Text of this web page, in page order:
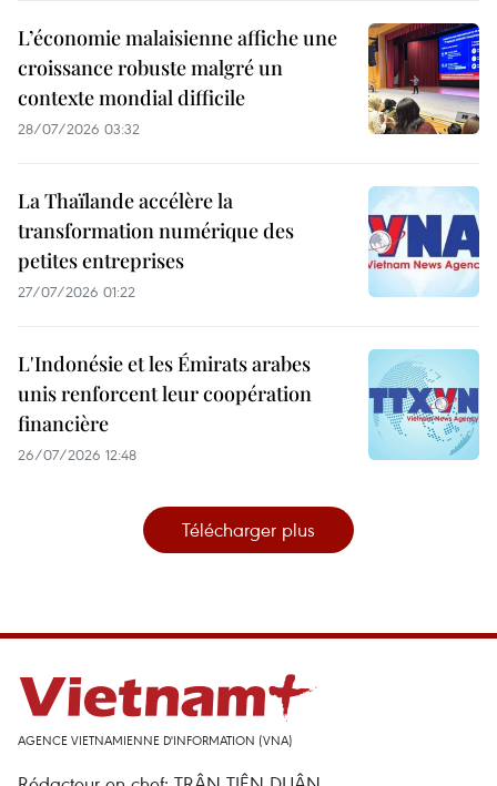
L’économie malaisienne affiche une
croissance robuste malgré un
contexte mondial difficile
28/07/2026 03:32
La Thaïlande accélère la
transformation numérique des
petites entreprises
27/07/2026 01:22
L'Indonésie et les Émirats arabes
unis renforcent leur coopération
financière
26/07/2026 12:48
Télécharger plus
AGENCE VIETNAMIENNE D'INFORMATION (VNA)